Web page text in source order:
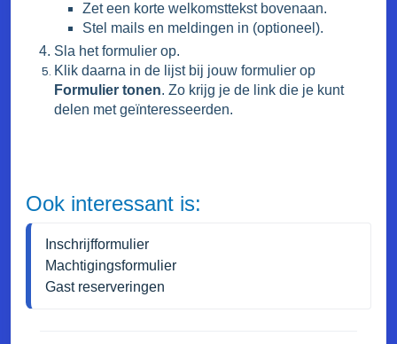
Zet een korte welkomsttekst bovenaan.
Stel mails en meldingen in (optioneel).
Sla het formulier op.
Klik daarna in de lijst bij jouw formulier op
Formulier tonen. Zo krijg je de link die je kunt
delen met geïnteresseerden.
Ook interessant is:
Inschrijfformulier
Machtigingsformulier
Gast reserveringen